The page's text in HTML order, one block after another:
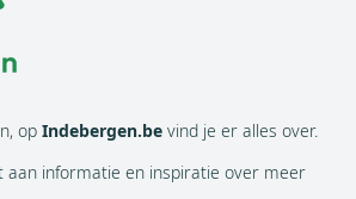
op Indebergen.be vind je er alles over.
aan informatie en inspiratie over meer